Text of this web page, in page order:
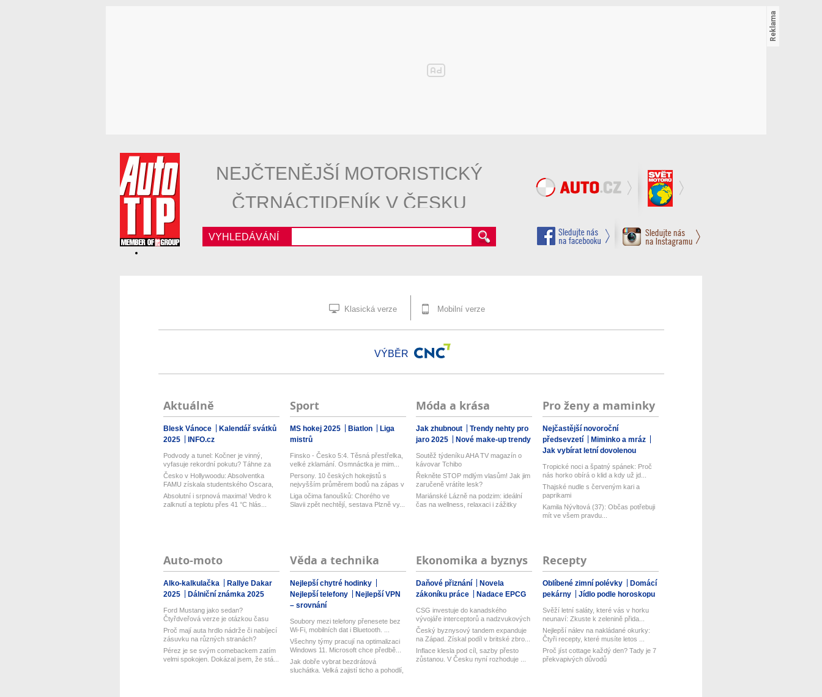
NEJČTENĚJŠÍ MOTORISTICKÝ
ČTRNÁCTIDENÍK V ČESKU
VYHLEDÁVÁNÍ
Klasická verze Mobilní verze
VÝBĚR
Aktuálně
Blesk Vánoce
Kalendář svátků
2025
INFO.cz
Podvody a tunel: Kočner je vinný,
vyfasuje rekordní pokutu? Táhne za
s...
Česko v Hollywoodu: Absolventka
FAMU získala studentského Oscara,
post...
Absolutní i srpnová maxima! Vedro k
zalknutí a teplotu přes 41 °C hlás...
Sport
MS hokej 2025 Biatlon
Liga
mistrů
Finsko - Česko 5:4. Těsná přestřelka,
velké zklamání. Osmnáctka je mim...
Persony. 10 českých hokejistů s
nejvyšším průměrem bodů na zápas v
his...
Liga očima fanoušků: Chorého ve
Slavii zpět nechtějí, sestava Plzně vy...
Móda a krása
Jak zhubnout
Trendy nehty pro
jaro 2025
Nové make-up trendy
Soutěž týdeníku AHA TV magazín o
kávovar Tchibo
Řekněte STOP mdlým vlasům! Jak jim
zaručeně vrátíte lesk?
Mariánské Lázně na podzim: ideální
čas na wellness, relaxaci i zážitky
Pro ženy a maminky
Nejčastější novoroční
předsevzetí
Miminko a mráz
Jak vybírat letní dovolenou
Tropické noci a špatný spánek: Proč
nás horko obírá o klid a kdy už jd...
Thajské nudle s červeným kari a
paprikami
Kamila Nývltová (37): Občas potřebuji
mít ve všem pravdu...
Auto-moto
Alko-kalkulačka
Rallye Dakar
2025
Dálniční známka 2025
Ford Mustang jako sedan?
Čtyřdveřová verze je otázkou času
Proč mají auta hrdlo nádrže či nabíjecí
zásuvku na různých stranách?
Pérez je se svým comebackem zatím
velmi spokojen. Dokázal jsem, že stá...
Věda a technika
Nejlepší chytré hodinky
Nejlepší telefony
Nejlepší VPN
– srovnání
Soubory mezi telefony přenesete bez
Wi-Fi, mobilních dat i Bluetooth. ...
Všechny týmy pracují na optimalizaci
Windows 11. Microsoft chce předbě...
Jak dobře vybrat bezdrátová
sluchátka. Velká zajistí ticho a pohodlí,
Ekonomika a byznys
Daňové přiznání
Novela
zákoníku práce
Nadace EPCG
CSG investuje do kanadského
vývojáře interceptorů a nadzvukových
techn...
Český byznysový tandem expanduje
na Západ. Získal podíl v britské zbro...
Inflace klesla pod cíl, sazby přesto
zůstanou. V Česku nyní rozhoduje ...
Recepty
Oblíbené zimní polévky
Domácí
pekárny
Jídlo podle horoskopu
Svěží letní saláty, které vás v horku
neunaví: Zkuste k zelenině přida...
Nejlepší nálev na nakládané okurky:
Čtyři recepty, které musíte letos ...
Proč jíst cottage každý den? Tady je 7
překvapivých důvodů